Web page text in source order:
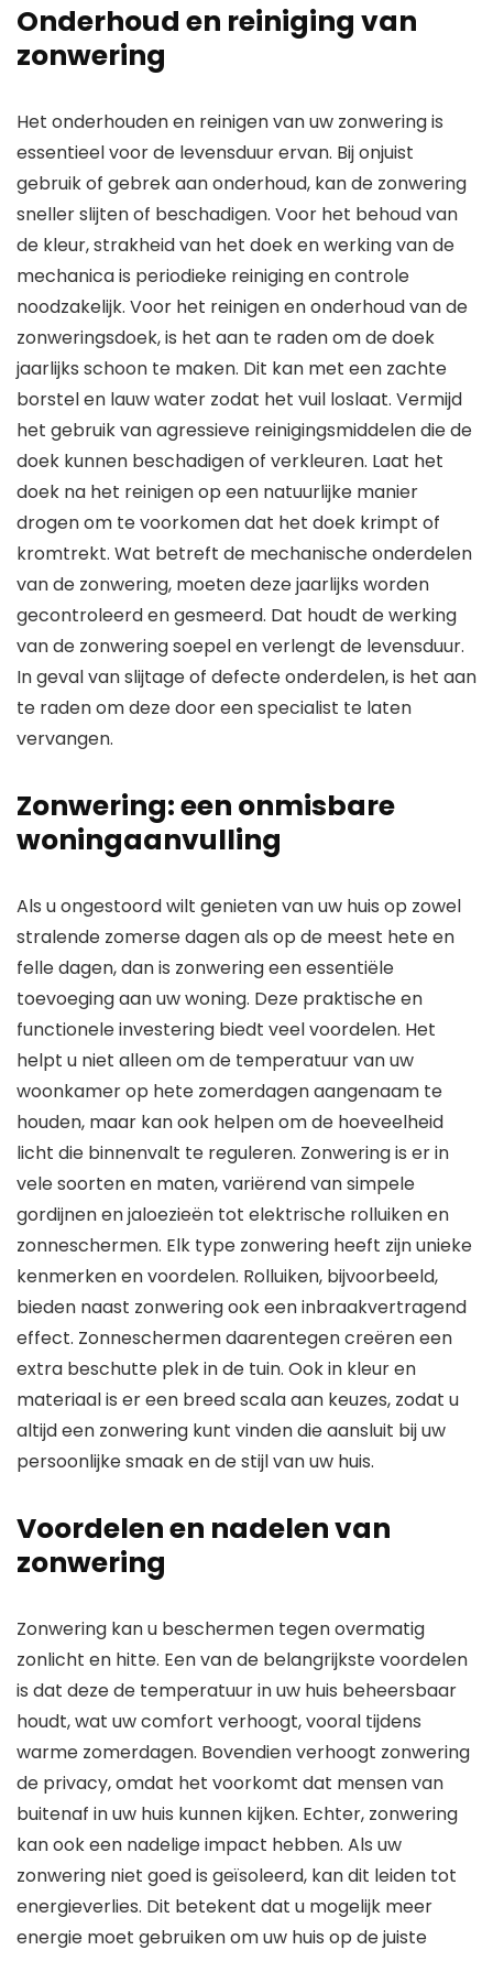
Onderhoud en reiniging van
zonwering
Het onderhouden en reinigen van uw zonwering is
essentieel voor de levensduur ervan. Bij onjuist
gebruik of gebrek aan onderhoud, kan de zonwering
sneller slijten of beschadigen. Voor het behoud van
de kleur, strakheid van het doek en werking van de
mechanica is periodieke reiniging en controle
noodzakelijk. Voor het reinigen en onderhoud van de
zonweringsdoek, is het aan te raden om de doek
jaarlijks schoon te maken. Dit kan met een zachte
borstel en lauw water zodat het vuil loslaat. Vermijd
het gebruik van agressieve reinigingsmiddelen die de
doek kunnen beschadigen of verkleuren. Laat het
doek na het reinigen op een natuurlijke manier
drogen om te voorkomen dat het doek krimpt of
kromtrekt. Wat betreft de mechanische onderdelen
van de zonwering, moeten deze jaarlijks worden
gecontroleerd en gesmeerd. Dat houdt de werking
van de zonwering soepel en verlengt de levensduur.
In geval van slijtage of defecte onderdelen, is het aan
te raden om deze door een specialist te laten
vervangen.
Zonwering: een onmisbare
woningaanvulling
Als u ongestoord wilt genieten van uw huis op zowel
stralende zomerse dagen als op de meest hete en
felle dagen, dan is zonwering een essentiële
toevoeging aan uw woning. Deze praktische en
functionele investering biedt veel voordelen. Het
helpt u niet alleen om de temperatuur van uw
woonkamer op hete zomerdagen aangenaam te
houden, maar kan ook helpen om de hoeveelheid
licht die binnenvalt te reguleren. Zonwering is er in
vele soorten en maten, variërend van simpele
gordijnen en jaloezieën tot elektrische rolluiken en
zonneschermen. Elk type zonwering heeft zijn unieke
kenmerken en voordelen. Rolluiken, bijvoorbeeld,
bieden naast zonwering ook een inbraakvertragend
effect. Zonneschermen daarentegen creëren een
extra beschutte plek in de tuin. Ook in kleur en
materiaal is er een breed scala aan keuzes, zodat u
altijd een zonwering kunt vinden die aansluit bij uw
persoonlijke smaak en de stijl van uw huis.
Voordelen en nadelen van
zonwering
Zonwering kan u beschermen tegen overmatig
zonlicht en hitte. Een van de belangrijkste voordelen
is dat deze de temperatuur in uw huis beheersbaar
houdt, wat uw comfort verhoogt, vooral tijdens
warme zomerdagen. Bovendien verhoogt zonwering
de privacy, omdat het voorkomt dat mensen van
buitenaf in uw huis kunnen kijken. Echter, zonwering
kan ook een nadelige impact hebben. Als uw
zonwering niet goed is geïsoleerd, kan dit leiden tot
energieverlies. Dit betekent dat u mogelijk meer
energie moet gebruiken om uw huis op de juiste